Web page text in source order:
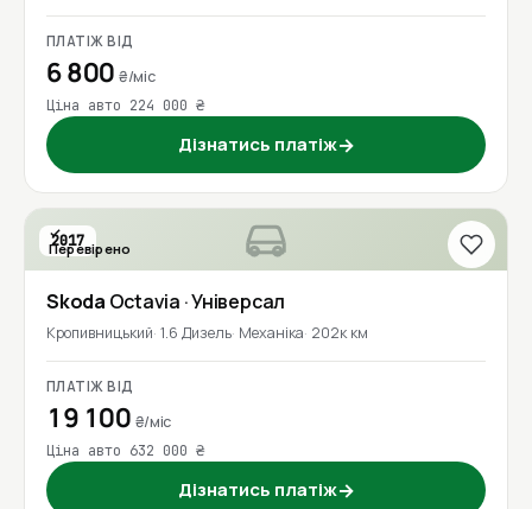
ПЛАТІЖ ВІД
6 800₴/міс
Ціна авто 224 000 ₴
Дізнатись платіж→
2017
Перевірено
Skoda Octavia · Універсал
Кропивницький 1.6 Дизель Механіка 202к км
ПЛАТІЖ ВІД
19 100 ₴/міс
Ціна авто 632 000 ₴
Дізнатись платіж→